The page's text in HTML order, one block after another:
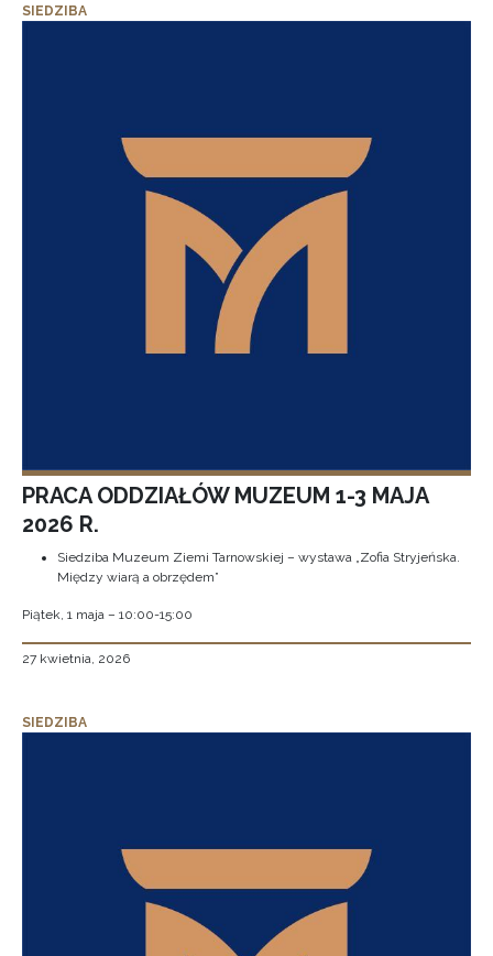
SIEDZIBA
PRACA ODDZIAŁÓW MUZEUM 1-3 MAJA
2026 R.
Siedziba Muzeum Ziemi Tarnowskiej – wystawa „Zofia Stryjeńska.
Między wiarą a obrzędem”
Piątek, 1 maja – 10:00-15:00
27 kwietnia, 2026
SIEDZIBA